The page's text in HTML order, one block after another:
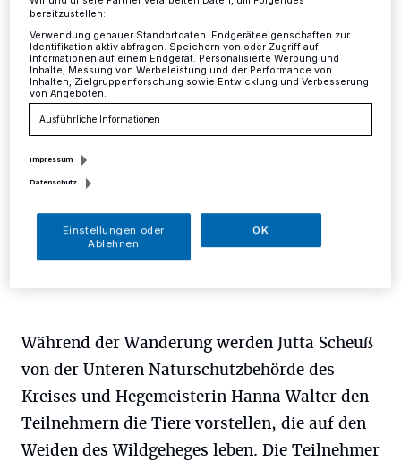
Mettmann·Wissenswertes rund um die Tiere im
eiszeitlichen Wildgehege gibt es während eines
abendlichen Rundgangs am Freitag, 12. Mai, von 17 bis
19 Uhr.
28.04.2017 , 14:29 Uhr
Während der Wanderung werden Jutta Scheuß
von der Unteren Naturschutzbehörde des
Kreises und Hegemeisterin Hanna Walter den
Teilnehmern die Tiere vorstellen, die auf den
Weiden des Wildgeheges leben. Die Teilnehmer
bereitzustellen:
Verwendung genauer Standortdaten. Endgeräteeigenschaften zur
Identifikation aktiv abfragen. Speichern von oder Zugriff auf
Informationen auf einem Endgerät. Personalisierte Werbung und
Inhalte, Messung von Werbeleistung und der Performance von
Inhalten, Zielgruppenforschung sowie Entwicklung und Verbesserung
von Angeboten.
Ausführliche Informationen
Impressum
Datenschutz
Einstellungen oder
Ablehnen
OK